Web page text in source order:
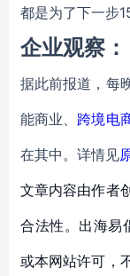
都是为了下一步
企业观察：
据此前报道，每
能商业、 跨境电
在其中。详情见
文章内容由作者
合法性。出海易
或本网站许可，